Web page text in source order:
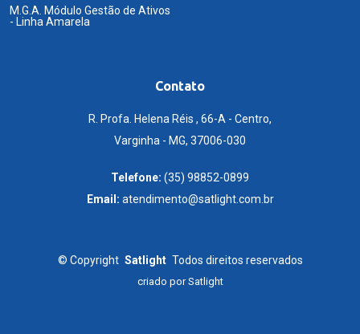
M.G.A. Módulo Gestão de Ativos
- Linha Amarela
Contato
R. Profa. Helena Réis , 66-A - Centro,
Varginha - MG, 37006-030
Telefone: (35) 98852-0899
Email: atendimento@satlight.com.br
© Copyright Satlight Todos direitos reservados
criado porSatlight